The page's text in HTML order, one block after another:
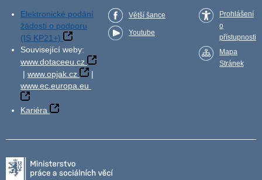
Elektronické podání
žádosti o podporu
(IS KP21+)
Související weby:
www.dotaceeu.cz
| www.opjak.cz
|
www.ec.europa.eu
Kariéra
Větší šance
Youtube
Prohlášení
o
přístupnosti
Mapa
Stránek